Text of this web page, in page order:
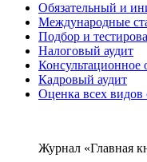
Обязательный и
Международные
Подбор и
Налоговый аудит
Консультационное
Кадровый аудит
Оценка всех видов
Журнал «Главная